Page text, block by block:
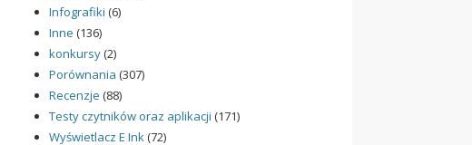
Infografiki (6)
Inne (136)
konkursy(2)
Porównania (307)
Recenzje (88)
Testy czytników oraz aplikacji (171)
Wyświetlacz E Ink(72)